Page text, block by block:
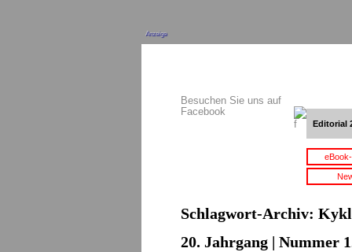
Anzeige
Besuchen Sie uns auf
Facebook
Editorial
Schlagwort-Archiv:
20. Jahrgang | Nummer